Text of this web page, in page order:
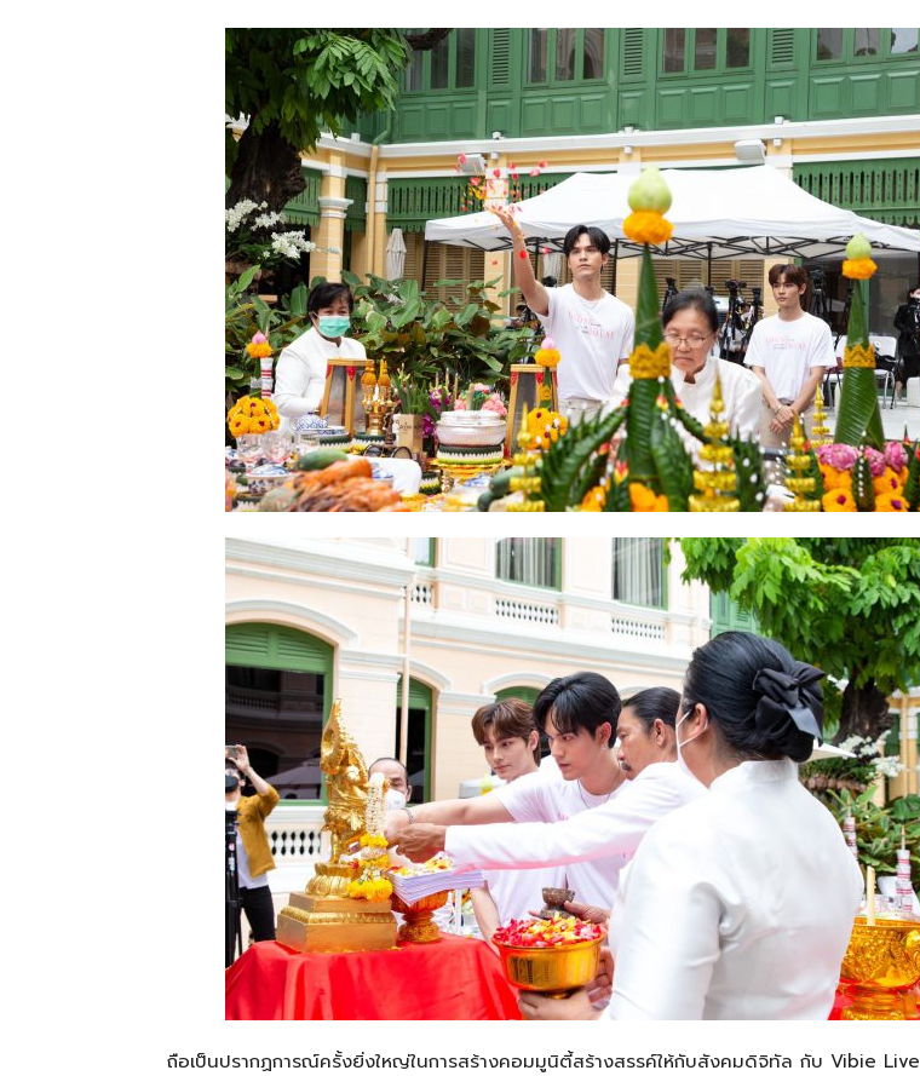
ถือเป็นปรากฏการณ์ครั้งยิ่งใหญ่ในการสร้างคอมมูนิตี้สร้างสรรค์ให้กับสังคมดิจิทัล กับ Vibie Live